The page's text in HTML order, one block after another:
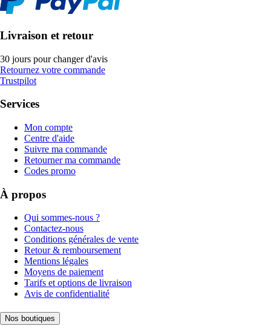
Livraison et retour
30 jours pour changer d'avis
Retournez votre commande
Trustpilot
Services
Mon compte
Centre d'aide
Suivre ma commande
Retourner ma commande
Codes promo
À propos
Qui sommes-nous ?
Contactez-nous
Conditions générales de vente
Retour & remboursement
Mentions légales
Moyens de paiement
Tarifs et options de livraison
Avis de confidentialité
Nos boutiques